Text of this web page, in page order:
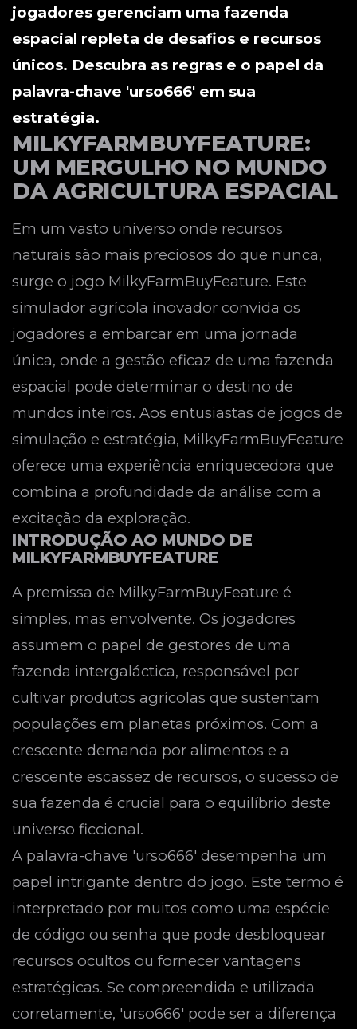
jogadores gerenciam uma fazenda
espacial repleta de desafios e recursos
únicos. Descubra as regras e o papel da
palavra-chave 'urso666' em sua
estratégia.
MILKYFARMBUYFEATURE:
UM MERGULHO NO MUNDO
DA AGRICULTURA ESPACIAL
Em um vasto universo onde recursos
naturais são mais preciosos do que nunca,
surge o jogo MilkyFarmBuyFeature. Este
simulador agrícola inovador convida os
jogadores a embarcar em uma jornada
única, onde a gestão eficaz de uma fazenda
espacial pode determinar o destino de
mundos inteiros. Aos entusiastas de jogos de
simulação e estratégia, MilkyFarmBuyFeature
oferece uma experiência enriquecedora que
combina a profundidade da análise com a
excitação da exploração.
INTRODUÇÃO AO MUNDO DE
MILKYFARMBUYFEATURE
A premissa de MilkyFarmBuyFeature é
simples, mas envolvente. Os jogadores
assumem o papel de gestores de uma
fazenda intergaláctica, responsável por
cultivar produtos agrícolas que sustentam
populações em planetas próximos. Com a
crescente demanda por alimentos e a
crescente escassez de recursos, o sucesso de
sua fazenda é crucial para o equilíbrio deste
universo ficcional.
A palavra-chave 'urso666' desempenha um
papel intrigante dentro do jogo. Este termo é
interpretado por muitos como uma espécie
de código ou senha que pode desbloquear
recursos ocultos ou fornecer vantagens
estratégicas. Se compreendida e utilizada
corretamente, 'urso666' pode ser a diferença